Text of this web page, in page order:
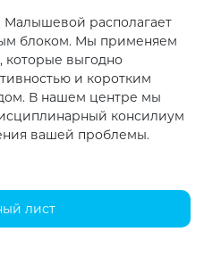
располагает
блоком. Мы применяем
которые выгодно
и коротким
В нашем центре мы
консилиум
вашей проблемы.
лист